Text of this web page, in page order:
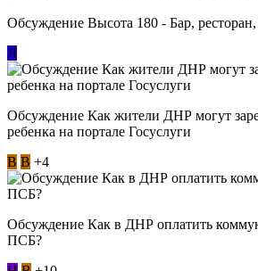
Обсуждение Высота 180 - Бар, ресторан,
Л
Обсуждение Как жители ДНР могут
ребенка на портале Госуслуги
В В +4
Обсуждение Как в ДНР оплатить
ПСБ?